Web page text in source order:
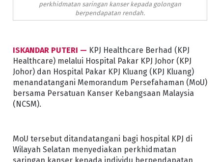
perkhidmatan saringan kanser kepada golongan
berpendapatan rendah.
ISKANDAR PUTERI — KPJ Healthcare Berhad (KPJ
Healthcare) melalui Hospital Pakar KPJ Johor (KPJ
Johor) dan Hospital Pakar KPJ Kluang (KPJ Kluang)
menandatangani Memorandum Persefahaman (MoU)
bersama Persatuan Kanser Kebangsaan Malaysia
(NCSM).
MoU tersebut ditandatangani bagi hospital KPJ di
Wilayah Selatan menyediakan perkhidmatan